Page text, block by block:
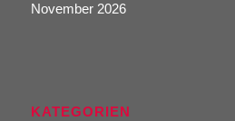
November 2026
KATEGORIEN